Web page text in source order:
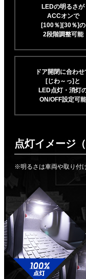
LEDの明るさが
ACCオンで
[100％][30％]の
2段階調整可能
ドア開閉に合わせ
[じわ～っ]と
LED点灯・消灯
ON/OFF設定可
点灯イメージ（
※明るさは車両や取り付